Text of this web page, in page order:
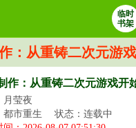
临时
书架
：从重铸二次元游
作：从重铸二次元游戏开
月莹夜
都市重生
状态：连载中